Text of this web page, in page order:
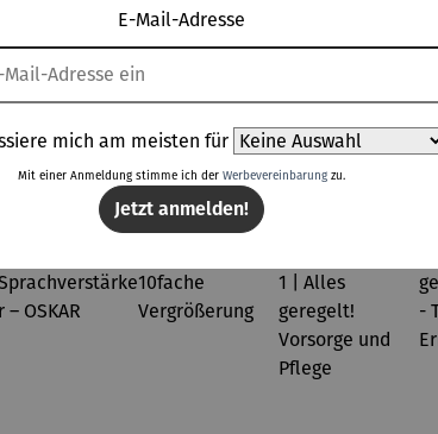
Kunden kauften auch
E-Mail-Adresse
mich am meisten für
Mit einer Anmeldung stimme ich der Werbevereinbarungzu.
Jetzt anmelden!